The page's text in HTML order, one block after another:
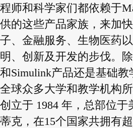
程师和科学家们都依赖于
供的这些产品家族，来加
子、金融服务、生物医药
明、创新及开发的步伐。
和Simulink产品还是基础
全球众多大学和教学机构
创立于 1984 年，总部位于
蒂克，在15个国家共拥有